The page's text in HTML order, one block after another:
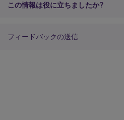
この情報は役に立ちましたか?
フィードバックの送信